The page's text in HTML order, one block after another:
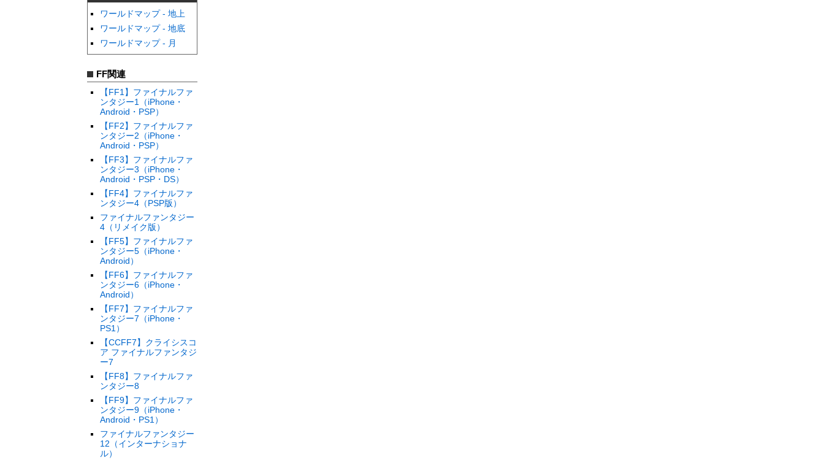
ワールドマップ - 地上
ワールドマップ - 地底
ワールドマップ - 月
FF関連
【FF1】ファイナルファ
ンタジー1（iPhone・
Android・PSP）
【FF2】ファイナルファ
ンタジー2（iPhone・
Android・PSP）
【FF3】ファイナルファ
ンタジー3（iPhone・
Android・PSP・DS）
【FF4】ファイナルファ
ンタジー4（PSP版）
ファイナルファンタジー
4（リメイク版）
【FF5】ファイナルファ
ンタジー5（iPhone・
Android）
【FF6】ファイナルファ
ンタジー6（iPhone・
Android）
【FF7】ファイナルファ
ンタジー7（iPhone・
PS1）
【CCFF7】クライシスコ
ア ファイナルファンタジ
ー7
【FF8】ファイナルファ
ンタジー8
【FF9】ファイナルファ
ンタジー9（iPhone・
Android・PS1）
ファイナルファンタジー
12（インターナショナ
ル）